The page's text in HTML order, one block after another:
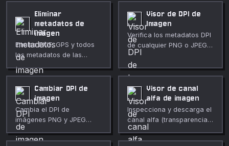
Eliminar
metadatos de
imagen
Elimina EXIF, GPS y todos
los metadatos de las
imagenes para proteger tu
privacidad.
Visor de DPI de
Imagen
Verifica los metadatos DPI
de cualquier PNG o JPEG.
Muestra la resolución de
impresión almacenada.
Cambiar DPI de
imagen
Cambia el DPI de
imágenes PNG y JPEG
actualizando los
metadatos o
Visor de canal
alfa de imagen
Inspecciona y descarga el
canal alfa (transparencia)
de cualquier imagen como
máscara en escala de